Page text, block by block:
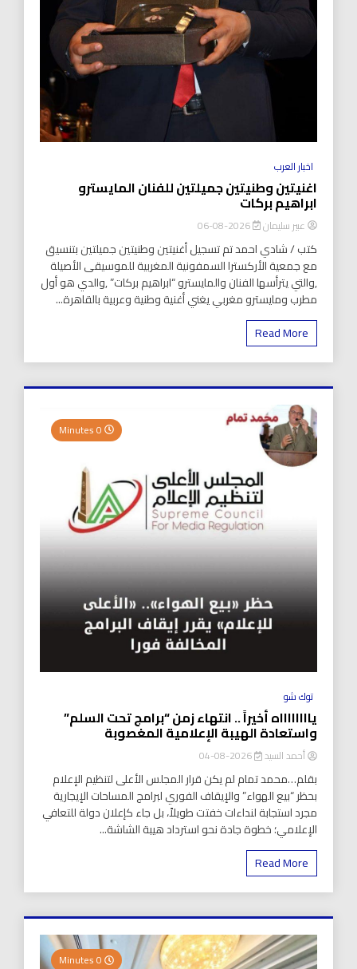
اخبار العرب
اغنيتين وطنيتين جميلتين للفنان المايسترو
ابراهيم بركات
عبير سليمان 2026-08-06
كتب / شادي احمد تم تسجيل أغنيتين وطنيتين جميلتين بتنسيق
مع جمعية الأركسترا السمفونية المغربية للموسيقى الأصيلة
,والتي يترأسها الفنان والمايسترو “ابراهيم بركات” ,والدي هو أول
مطرب ومايسترو مغربي يغني أغنية وطنية وعربية بالقاهرة...
Read More
توك شو
يااااااااه أخيراً .. انتهاء زمن “برامج تحت السلم”
واستعادة الهيبة الإعلامية المغصوبة
أحمد السيد 2026-08-04
بقلم…محمد تمام لم يكن قرار المجلس الأعلى لتنظيم الإعلام
بحظر “بيع الهواء” والإيقاف الفوري لبرامج المساحات الإيجارية
مجرد استجابة لنداءات خفتت طويلاً، بل جاء كإعلان دولة للتعافي
الإعلامي؛ خطوة جادة نحو استرداد هيبة الشاشة...
Read More